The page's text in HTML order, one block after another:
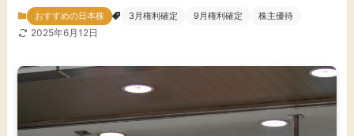
おすすめの日本株 3月権利確定 9月権利確定 株主優待
2025年6月12日